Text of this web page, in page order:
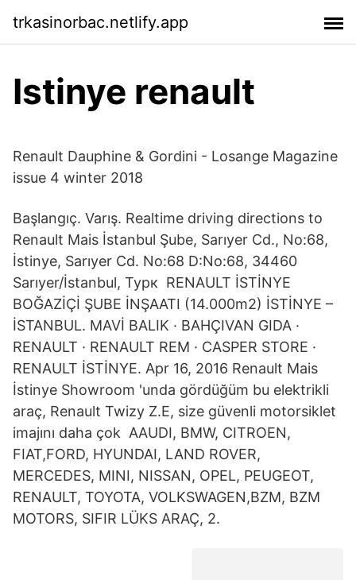
trkasinorbac.netlify.app
Istinye renault
Renault Dauphine & Gordini - Losange Magazine
issue 4 winter 2018
Başlangıç. Varış. Realtime driving directions to
Renault Mais İstanbul Şube, Sarıyer Cd., No:68,
İstinye, Sarıyer Cd. No:68 D:No:68, 34460
Sarıyer/İstanbul, Турк RENAULT İSTİNYE
BOĞAZİÇİ ŞUBE İNŞAATI (14.000m2) İSTİNYE –
İSTANBUL. MAVİ BALIK · BAHÇIVAN GIDA ·
RENAULT · RENAULT REM · CASPER STORE ·
RENAULT İSTİNYE. Apr 16, 2016 Renault Mais
İstinye Showroom 'unda gördüğüm bu elektrikli
araç, Renault Twizy Z.E, size güvenli motorsiklet
imajını daha çok AAUDI, BMW, CITROEN,
FIAT,FORD, HYUNDAI, LAND ROVER,
MERCEDES, MINI, NISSAN, OPEL, PEUGEOT,
RENAULT, TOYOTA, VOLKSWAGEN,BZM, BZM
MOTORS, SIFIR LÜKS ARAÇ, 2.